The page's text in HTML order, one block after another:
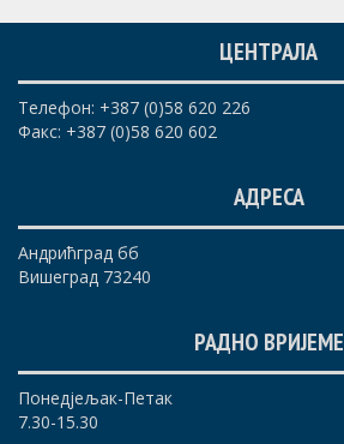
ЦЕНТРАЛА
Телефон: +387 (0)58 620 226
Факс: +387 (0)58 620 602
АДРЕСА
Андрићград бб
Вишеград 73240
РАДНО ВРИЈЕМЕ
Понедјељак-Петак
7.30-15.30